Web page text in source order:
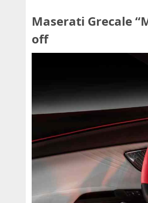
Maserati Grecale
off